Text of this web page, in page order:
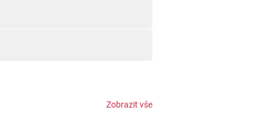
Zobrazit vše